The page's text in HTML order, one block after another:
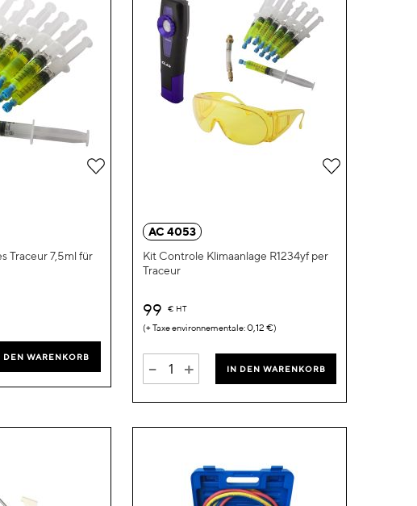
Traceur 7,5ml für
DEN WARENKORB
Zur
hinzufügen
AC 4053
Kit Controle Klimaanlage R1234yf per
Traceur
99 € HT
0,12 €
- + IN DEN WARENKORB
Zur